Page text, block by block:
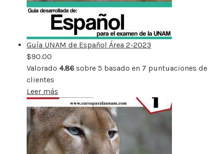
Guía UNAM de Español Área 2-2023
$90.00
Valorado 4.86 sobre 5 basado en 7 puntuaciones de
clientes
Leer más